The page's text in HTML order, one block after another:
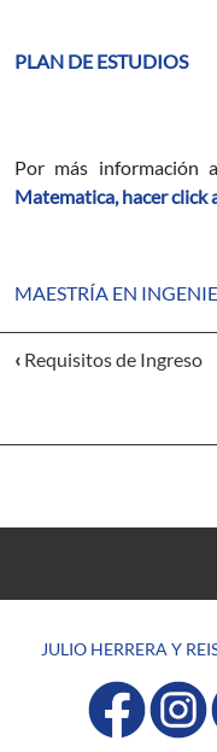
PLAN DE ESTUDIOS
Por más información
Matematica, hacer click
MAESTRÍA EN
‹ Requisitos de Ingreso
JULIO HERRERA Y